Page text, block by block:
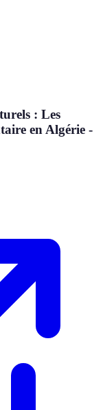
: Les
en Algérie -